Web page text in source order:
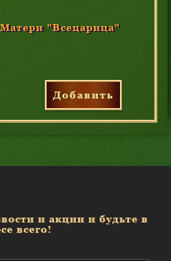
"Всецарица"
Добавить
и акции и будьте в
всего!